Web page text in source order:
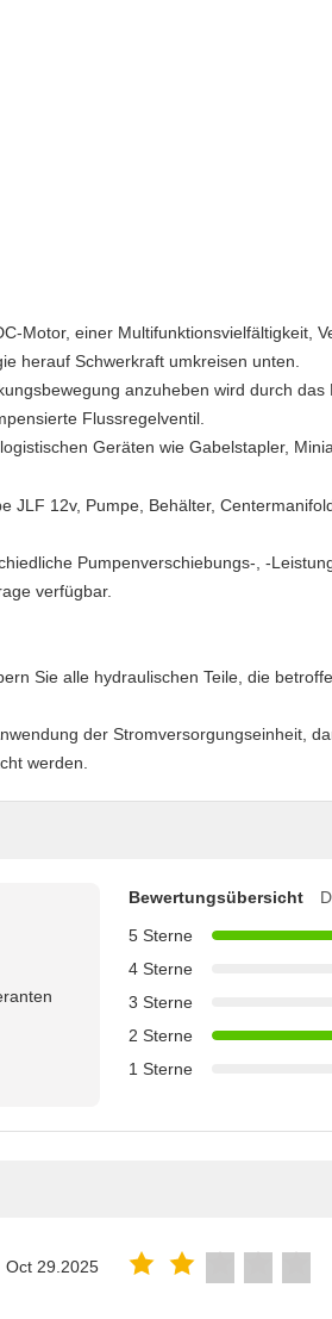
Motor, einer Multifunktionsvielfältigkeit,
herauf Schwerkraft umkreisen unten.
anzuheben wird durch
Flussregelventil.
Geräten wie Gabelstapler,
Pumpenverschiebungs-, -
verfügbar.
Sie alle hydraulischen Teile, die
der Stromversorgungseinheit,
werden.
Bewertungsübersicht
5 Sterne
4 Sterne
3 Sterne
2 Sterne
1 Sterne
Oct 29.2025